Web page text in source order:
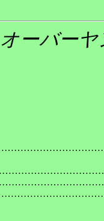
オーバー